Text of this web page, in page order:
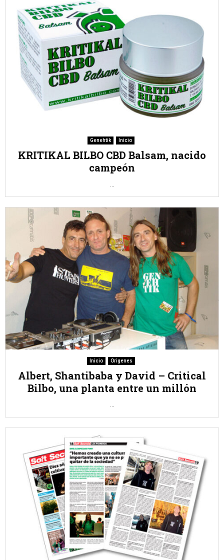
Genehtik Inicio
KRITIKAL BILBO CBD Balsam, nacido
campeón
Inicio Origenes
Albert, Shantibaba y David – Critical
Bilbo, una planta entre un millón